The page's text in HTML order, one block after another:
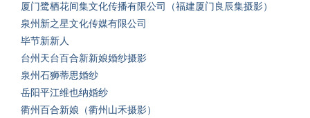
厦门鹭栖花间集文化传播有限公司（福建厦门良辰集摄影）
泉州新之星文化传媒有限公司
毕节新新人
台州天台百合新新娘婚纱摄影
泉州石狮蒂思婚纱
岳阳平江维也纳婚纱
衢州百合新娘（衢州山禾摄影）